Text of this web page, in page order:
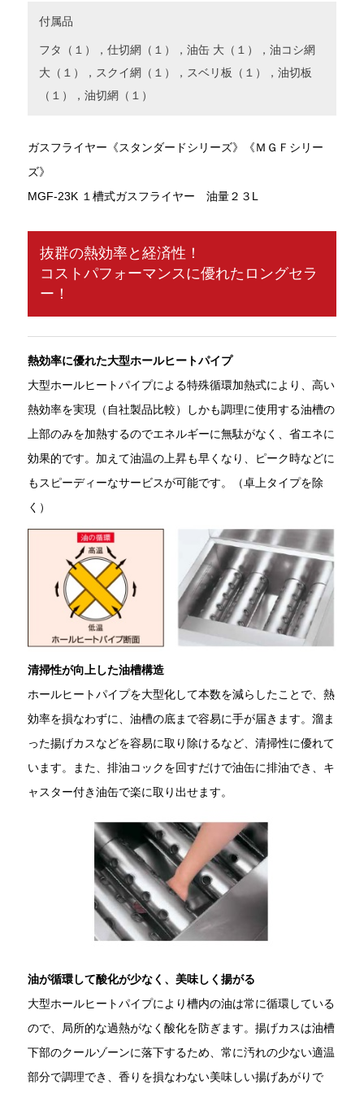
付属品
フタ（１），仕切網（１），油缶 大（１），油コシ網
大（１），スクイ網（１），スベリ板（１），油切板
（１），油切網（１）
ガスフライヤー《スタンダードシリーズ》《ＭＧＦシリー
ズ》
MGF-23K １槽式ガスフライヤー 油量２３L
抜群の熱効率と経済性！
コストパフォーマンスに優れたロングセラ
ー！
熱効率に優れた大型ホールヒートパイプ
大型ホールヒートパイプによる特殊循環加熱式により、高い
熱効率を実現（自社製品比較）しかも調理に使用する油槽の
上部のみを加熱するのでエネルギーに無駄がなく、省エネに
効果的です。加えて油温の上昇も早くなり、ピーク時などに
もスピーディーなサービスが可能です。（卓上タイプを除
く）
清掃性が向上した油槽構造
ホールヒートパイプを大型化して本数を減らしたことで、熱
効率を損なわずに、油槽の底まで容易に手が届きます。溜ま
った揚げカスなどを容易に取り除けるなど、清掃性に優れて
います。また、排油コックを回すだけで油缶に排油でき、キ
ャスター付き油缶で楽に取り出せます。
油が循環して酸化が少なく、美味しく揚がる
大型ホールヒートパイプにより槽内の油は常に循環している
ので、局所的な過熱がなく酸化を防ぎます。揚げカスは油槽
下部のクールゾーンに落下するため、常に汚れの少ない適温
部分で調理でき、香りを損なわない美味しい揚げあがりで